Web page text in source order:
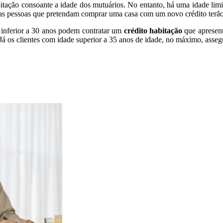
consoante a idade dos mutuários. No entanto, há uma idade
pessoas que pretendam comprar uma casa com um novo crédito
a 30 anos podem contratar um crédito habitaçãoque
clientes com idade superior a 35 anos de idade, no máximo,